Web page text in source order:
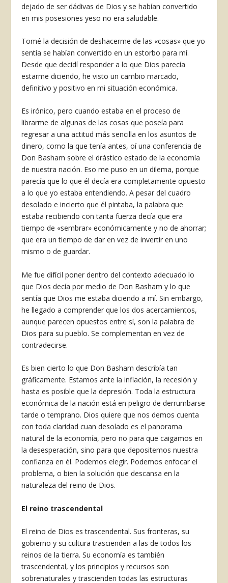
dejado de ser dádivas de Dios y se habían convertido
en mis posesiones yeso no era saludable.
Tomé la decisión de deshacerme de las «cosas» que yo
sentía se habían convertido en un estorbo para mí.
Desde que decidí responder a lo que Dios parecía
estarme diciendo, he visto un cambio marcado,
definitivo y positivo en mi situación económica.
Es irónico, pero cuando estaba en el proceso de
librarme de algunas de las cosas que poseía para
regresar a una actitud más sencilla en los asuntos de
dinero, como la que tenía antes, oí una conferencia de
Don Basham sobre el drástico estado de la economía
de nuestra nación. Eso me puso en un dilema, porque
parecía que lo que él decía era completamente opuesto
a lo que yo estaba enten­diendo. A pesar del cuadro
desolado e incierto que él pintaba, la palabra que
estaba recibiendo con tanta fuerza decía que era
tiempo de «sem­brar» económicamente y no de ahorrar;
que era un tiempo de dar en vez de invertir en uno
mismo o de guardar.
Me fue difícil poner dentro del contexto ade­cuado lo
que Dios decía por medio de Don Basham y lo que
sentía que Dios me estaba diciendo a mí. Sin embargo,
he llegado a comprender que los dos acercamientos,
aunque parecen opuestos entre sí, son la palabra de
Dios para su pueblo. Se complementan en vez de
contradecirse.
Es bien cierto lo que Don Basham describía tan
gráficamente. Estamos ante la inflación, la rece­sión y
hasta es posible que la depresión. Toda la estructura
económica de la nación está en peligro de derrumbarse
tarde o temprano. Dios quiere que nos demos cuenta
con toda claridad cuan desolado es el panorama
natural de la economía, pero no para que caigamos en
la desesperación, sino para que depositemos nuestra
confianza en él. Podemos elegir. Podemos enfocar el
problema, o bien la solución que descansa en la
naturaleza del reino de Dios.
El reino trascendental
El reino de Dios es trascendental. Sus fronteras, su
gobierno y su cultura trascienden a las de todos los
reinos de la tierra. Su economía es también
trascendental, y los principios y recursos son
sobrenaturales y trascienden todas las estructuras